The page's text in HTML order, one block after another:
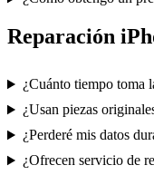
Reparación
¿Cuánto tiempo toma
¿Usan piezas
¿Perderé mis datos
¿Ofrecen servicio de